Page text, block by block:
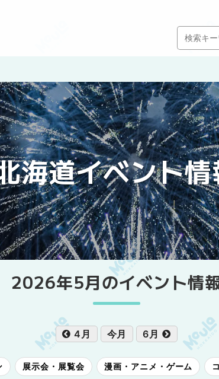
海道イベント
2026年5月のイベント情
4月 今月 6月
展示会・展覧会 漫画・アニメ・ゲーム